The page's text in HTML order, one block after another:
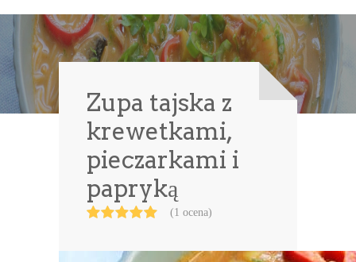
Zupa tajska z
krewetkami,
pieczarkami i
papryką
(1 ocena)